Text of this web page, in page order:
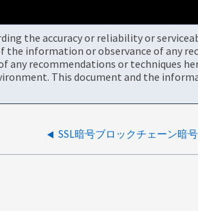
the accuracy or reliability or
information or observance of any
recommendations or techniques
This document and the